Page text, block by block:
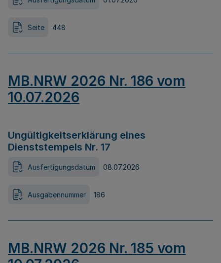
Seite 448
MB.NRW 2026 Nr. 186 vom
10.07.2026
Ungültigkeitserklärung eines
Dienststempels Nr. 17
Ausfertigungsdatum 08.07.2026
Ausgabennummer 186
MB.NRW 2026 Nr. 185 vom